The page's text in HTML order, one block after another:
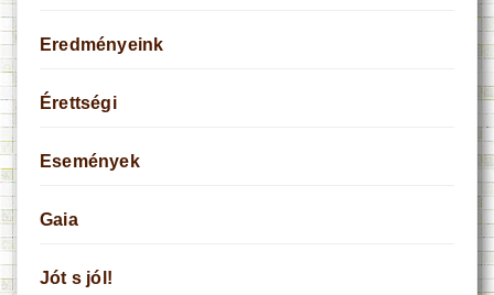
Eredményeink
Érettségi
Események
Gaia
Jót s jól!